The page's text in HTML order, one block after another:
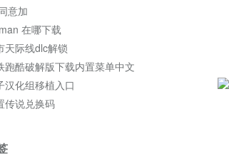
意加
在哪下载
天际线dlc解锁
跑酷破解版下载内置菜单中文
汉化组移植入口
传说兑换码